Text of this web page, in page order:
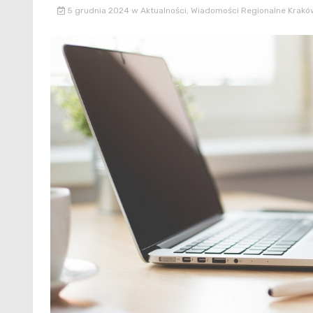
5 grudnia 2024 w Aktualności, Wiadomości Regionalne